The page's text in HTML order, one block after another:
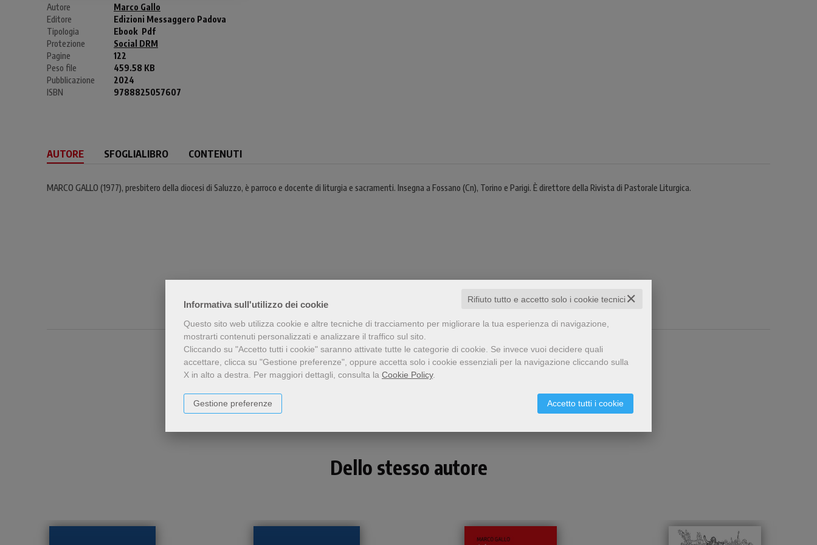
Informativa sull'utilizzo dei cookie ✕
Rifiuto tutto e accetto solo i cookie tecnici
Questo sito web utilizza cookie e altre tecniche di tracciamento per migliorare la tua esperienza di navigazione,
mostrarti contenuti personalizzati e analizzare il traffico sul sito.
Cliccando su "Accetto tutti i cookie" saranno attivate tutte le categorie di cookie. Se invece vuoi decidere quali
accettare, clicca su "Gestione preferenze", oppure accetta solo i cookie essenziali per la navigazione cliccando sulla
X in alto a destra. Per maggiori dettagli, consulta la Cookie Policy.
Accetto tutti i cookie
Gestione preferenze
Autore
Marco Gallo
Editore
Edizioni Messaggero Padova
Tipologia
Ebook Pdf
Protezione
Social DRM
Pagine
122
Peso file
459.58 KB
Pubblicazione
2024
ISBN
9788825057607
AUTORE SFOGLIALIBRO CONTENUTI
MARCO GALLO (1977), presbitero della diocesi di Saluzzo, è parroco e docente di liturgia e sacramenti. Insegna a Fossano (Cn), Torino e Parigi. È direttore della Rivista di Pastorale Liturgica.
Condividi
Dello stesso autore